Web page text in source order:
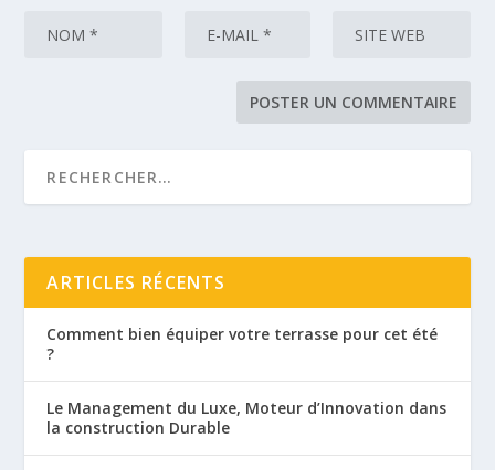
ARTICLES RÉCENTS
Comment bien équiper votre terrasse pour cet été
?
Le Management du Luxe, Moteur d’Innovation dans
la construction Durable